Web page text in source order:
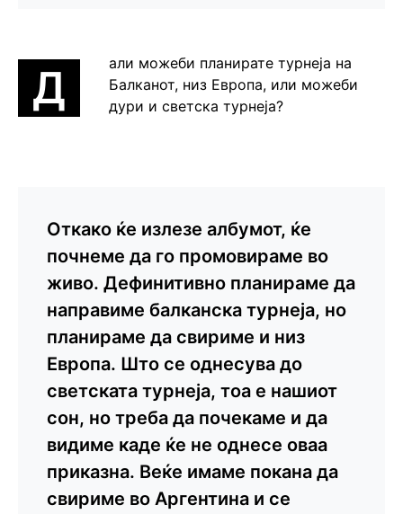
Д
али можеби планирате турнеја на
Балканот, низ Европа, или можеби
дури и светска турнеја?
Откако ќе излезе албумот, ќе
почнеме да го промовираме во
живо. Дефинитивно планираме да
направиме балканска турнеја, но
планираме да свириме и низ
Европа. Што се однесува до
светската турнеја, тоа е нашиот
сон, но треба да почекаме и да
видиме каде ќе не однесе оваа
приказна. Веќе имаме покана да
свириме во Аргентина и се